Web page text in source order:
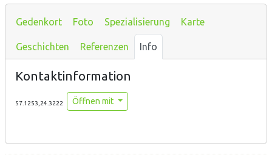
Gedenkort Foto Spezialisierung Karte
Geschichten Referenzen Info
Kontaktinformation
57.1253,24.3222 Öffnen mit